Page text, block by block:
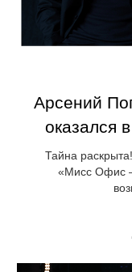
Арсений
оказался
Тайна
«Мисс Офис